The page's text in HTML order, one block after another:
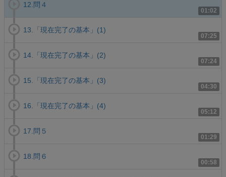
01:02
12.問４
07:25
13.「現在完了の基本」(1)
07:24
14.「現在完了の基本」(2)
04:30
15.「現在完了の基本」(3)
05:12
16.「現在完了の基本」(4)
01:29
17.問５
00:58
18.問６